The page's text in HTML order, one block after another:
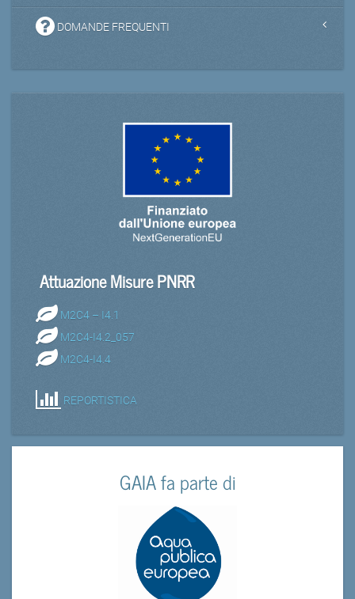
DOMANDE FREQUENTI
Attuazione Misure PNRR
M2C4 – I4.1
M2C4-I4.2_057
M2C4-I4.4
REPORTISTICA
GAIA fa parte di